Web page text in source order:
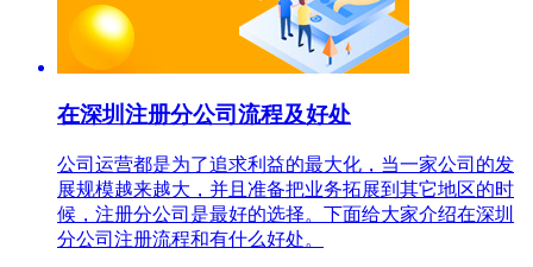
在深圳注册分公司流程及好处
公司运营都是为了追求利益的最大化，当一家公司的发
展规模越来越大，并且准备把业务拓展到其它地区的时
候，注册分公司是最好的选择。下面给大家介绍在深圳
分公司注册流程和有什么好处。